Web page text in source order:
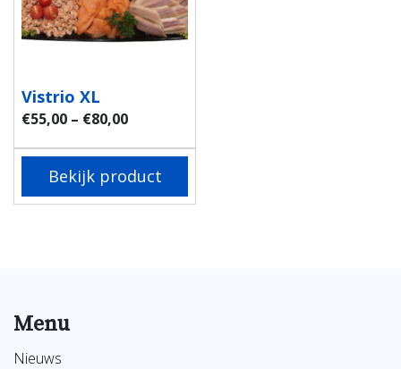
Vistrio XL
€55,00 – €80,00
Bekijk product
Menu
Nieuws